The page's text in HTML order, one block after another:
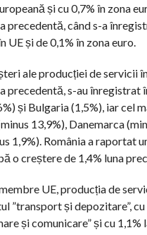
și cu 0,7% în zona
precedentă, când s-a
UE și de 0,1% în zona euro.
ale producției de servicii
precedentă, s-au înregistrat
și Bulgaria (1,5%), iar cel
13,9%), Danemarca
1,9%). România a raportat
o creștere de 1,4% luna
UE, producția de
”transport și depozitare”, cu
și comunicare” și cu